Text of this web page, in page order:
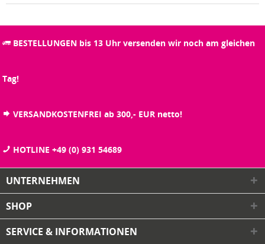
BESTELLUNGEN bis 13 Uhr versenden wir noch am gleichen
Tag!
VERSANDKOSTENFREI ab 300,- EUR netto!
HOTLINE +49 (0) 931 54689
UNTERNEHMEN
SHOP
SERVICE & INFORMATIONEN